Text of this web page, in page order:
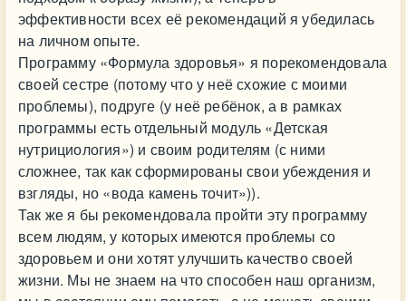
эффективности всех её рекомендаций я убедилась
на личном опыте.
Программу «Формула здоровья» я порекомендовала
своей сестре (потому что у неё схожие с моими
проблемы), подруге (у неё ребёнок, а в рамках
программы есть отдельный модуль «Детская
нутрициология») и своим родителям (с ними
сложнее, так как сформированы свои убеждения и
взгляды, но «вода камень точит»)).
Так же я бы рекомендовала пройти эту программу
всем людям, у которых имеются проблемы со
здоровьем и они хотят улучшить качество своей
жизни. Мы не знаем на что способен наш организм,